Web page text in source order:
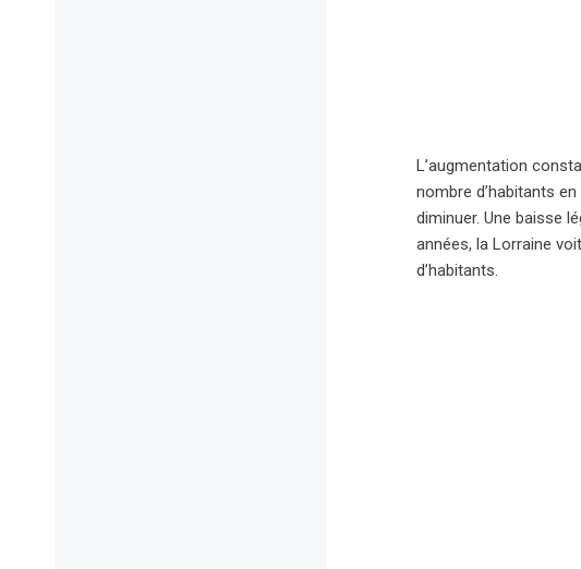
L’augmentation
nombre d’habitants
diminuer. Une baisse
années, la Lorraine
d’habitants.